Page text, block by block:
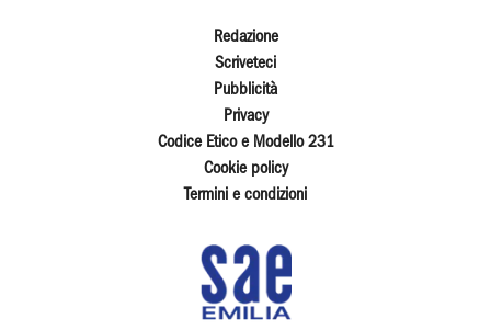
Redazione
Scriveteci
Pubblicità
Privacy
Codice Etico e Modello 231
Cookie policy
Termini e condizioni